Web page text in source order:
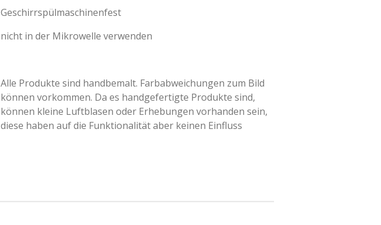
Geschirrspülmaschinenfest
nicht in der Mikrowelle verwenden
Alle Produkte sind handbemalt. Farbabweichungen zum Bild
können vorkommen. Da es handgefertigte Produkte sind,
können kleine Luftblasen oder Erhebungen vorhanden sein,
diese haben auf die Funktionalität aber keinen Einfluss